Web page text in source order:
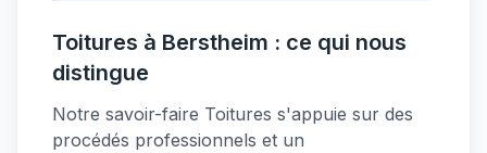
Toitures à Berstheim : ce qui nous
distingue
Notre savoir-faire Toitures s'appuie sur des
procédés professionnels et un